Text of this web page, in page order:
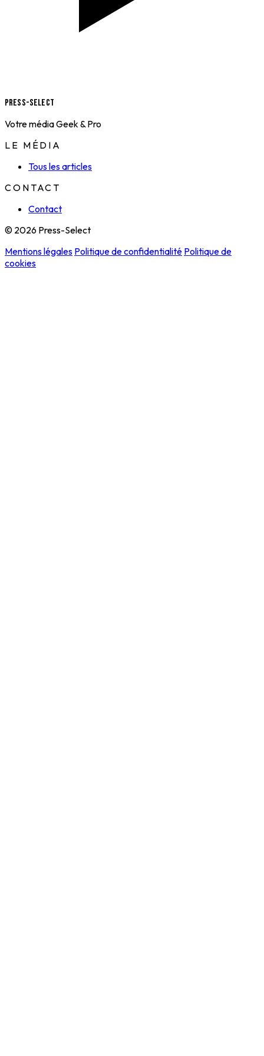
Press-Select
Votre média Geek & Pro
LE MÉDIA
Tous les articles
CONTACT
Contact
© 2026 Press-Select
Mentions légales Politique de confidentialité Politique de
cookies